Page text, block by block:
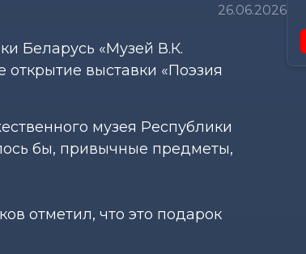
26.06.2026
Беларусь «Музей В.К.
выставки «Поэзия
музея Республики
бы, привычные предметы,
отметил, что это подарок